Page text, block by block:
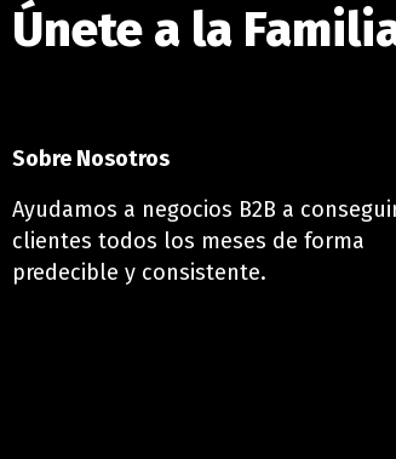
Únete a la
Sobre Nosotros
Ayudamos a negocios B2B a
clientes todos los meses de forma
predecible y consistente.